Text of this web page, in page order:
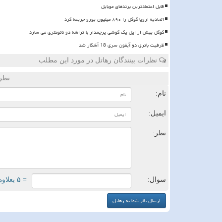
قابل اعتمادترین برندهای موبایل
اتحادیه اروپا گوگل را ۸۹۰ میلیون یورو جریمه کرد
گوگل پیش از اپل یک گوشی پرچمدار با تراشه دو نانومتری می سازد
ظرفیت باتری دو آیفون سری 18 آشکار شد
نظرات بینندگان رهاتل در مورد این مطلب
نام:
ایمیل:
نظر:
سوال: = ۵ بعلاوه ۱